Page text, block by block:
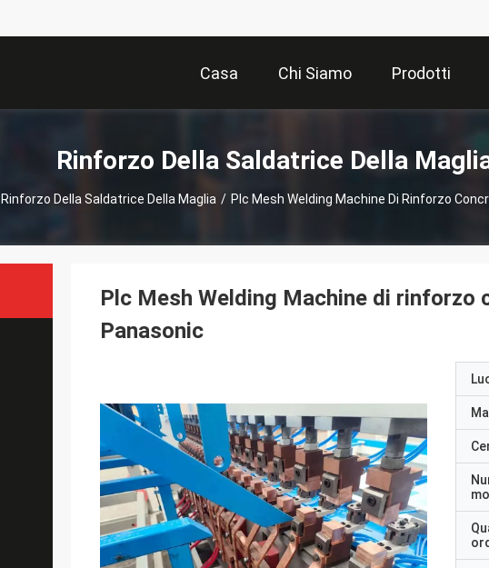
Casa Chi Siamo Prodotti
Rinforzo Della Saldatrice Della
Rinforzo Della Saldatrice Della Maglia / Plc Mesh Welding Machine Di Rinforzo
Plc Mesh Welding Machine di rinforzo
Panasonic